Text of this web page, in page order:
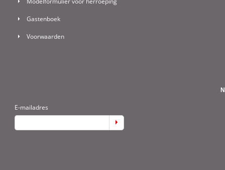
Gastenboek
Voorwaarden
E-mailadres